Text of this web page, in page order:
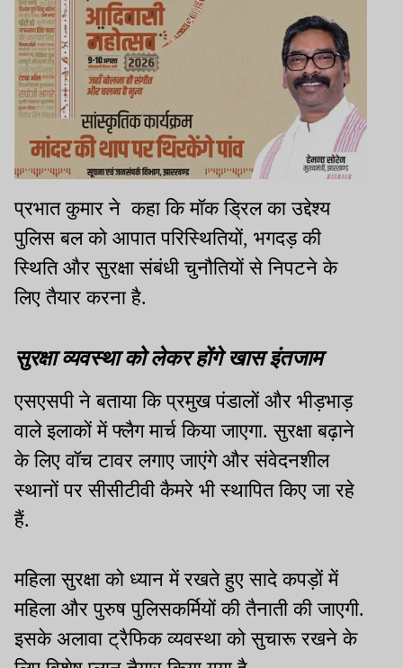
प्रभात कुमार ने कहा कि मॉक ड्रिल का उद्देश्य
पुलिस बल को आपात परिस्थितियों, भगदड़ की
स्थिति और सुरक्षा संबंधी चुनौतियों से निपटने के
लिए तैयार करना है.
सुरक्षा व्यवस्था को लेकर होंगे खास इंतजाम
एसएसपी ने बताया कि प्रमुख पंडालों और भीड़भाड़
वाले इलाकों में फ्लैग मार्च किया जाएगा. सुरक्षा बढ़ाने
के लिए वॉच टावर लगाए जाएंगे और संवेदनशील
स्थानों पर सीसीटीवी कैमरे भी स्थापित किए जा रहे
हैं.
महिला सुरक्षा को ध्यान में रखते हुए सादे कपड़ों में
महिला और पुरुष पुलिसकर्मियों की तैनाती की जाएगी.
इसके अलावा ट्रैफिक व्यवस्था को सुचारू रखने के